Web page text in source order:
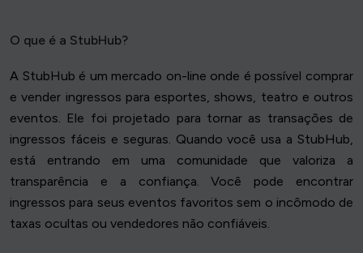
O que é a StubHub?
A StubHub é um mercado on-line onde é possível comprar
e vender ingressos para esportes, shows, teatro e outros
eventos. Ele foi projetado para tornar as transações de
ingressos fáceis e seguras. Quando você usa a StubHub,
está entrando em uma comunidade que valoriza a
transparência e a confiança. Você pode encontrar
ingressos para seus eventos favoritos sem o incômodo de
taxas ocultas ou vendedores não confiáveis.